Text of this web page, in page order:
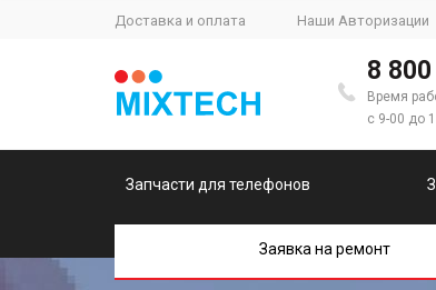
Доставка и оплата Наши Авторизации
8
Время
с 9-00 до
Запчасти для телефонов
Заявка на ремонт